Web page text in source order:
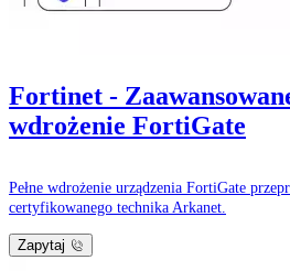
Fortinet -
wdrożenie FortiGate
Pełne wdrożenie urządzenia FortiGate
certyfikowanego technika Arkanet.
Zapytaj